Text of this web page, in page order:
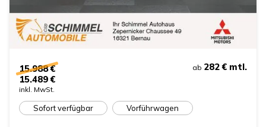
15.988 €
15.489 €
inkl. MwSt.
ab 282 € mtl.
Sofort verfügbar Vorführwagen